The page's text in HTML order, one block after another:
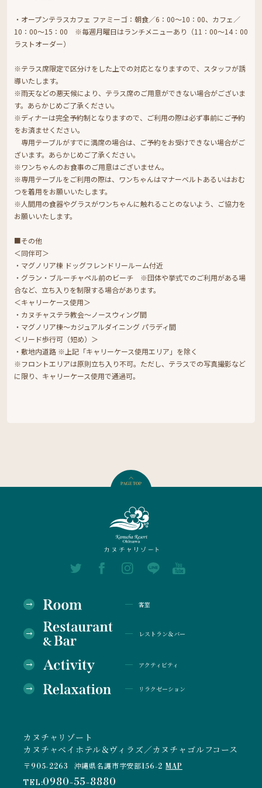
・オープンテラスカフェ ファミーゴ：朝食／6：00～10：00、カフェ／
10：00～15：00 ※毎週月曜日はランチメニューあり（11：00～14：00
ラストオーダー）
※テラス席限定で区分けをした上での対応となりますので、スタッフが誘
導いたします。
※雨天などの悪天候により、テラス席のご用意ができない場合がございま
す。あらかじめご了承ください。
※ディナーは完全予約制となりますので、ご利用の際は必ず事前にご予約
をお済ませください。
専用テーブルがすでに満席の場合は、ご予約をお受けできない場合がご
ざいます。あらかじめご了承ください。
※ワンちゃんのお食事のご用意はございません。
※専用テーブルをご利用の際は、ワンちゃんはマナーベルトあるいはおむ
つを着用をお願いいたします。
※人間用の食器やグラスがワンちゃんに触れることのないよう、ご協力を
お願いいたします。
■その他
＜同伴可＞
・マグノリア棟 ドッグフレンドリールーム付近
・グラン・ブルーチャペル前のビーチ ※団体や挙式でのご利用がある場
合など、立ち入りを制限する場合があります。
＜キャリーケース使用＞
・カヌチャステラ教会～ノースウィング間
・マグノリア棟～カジュアルダイニング パラディ間
＜リード歩行可（短め）＞
・敷地内道路 ※上記「キャリーケース使用エリア」を除く
※フロントエリアは原則立ち入り不可。ただし、テラスでの写真撮影など
に限り、キャリーケース使用で通過可。
客室
レストラン＆バー
アクティビティ
リラクゼーション
カヌチャリゾート
カヌチャベイホテル＆ヴィラズ／カヌチャゴルフコース
〒905-2263 沖縄県名護市字安部156-2 MAP
TEL:0980-55-8880